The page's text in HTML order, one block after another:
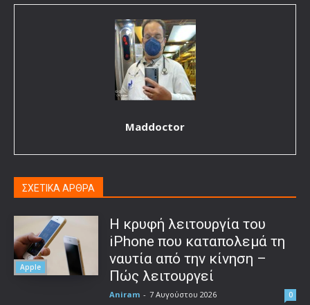
Maddoctor
ΣΧΕΤΙΚΑ ΑΡΘΡΑ
Apple
Η κρυφή λειτουργία του
iPhone που καταπολεμά τη
ναυτία από την κίνηση –
Πώς λειτουργεί
Aniram - 7 Αυγούστου 2026 0